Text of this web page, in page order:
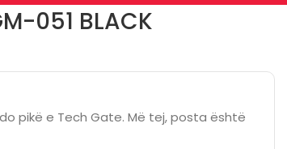
051 BLACK
pikë e Tech Gate. Më tej, posta është